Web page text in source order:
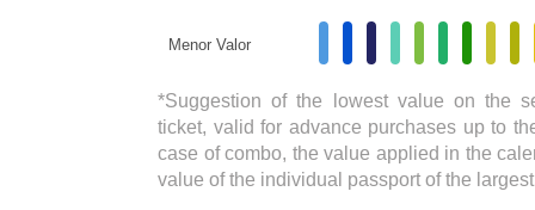
Menor Valor
*Suggestion of the lowest value on the
ticket, valid for advance purchases up to
case of combo, the value applied in the
value of the individual passport of the